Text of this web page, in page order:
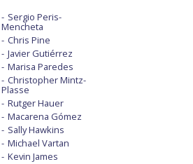
Sergio Peris-
Mencheta
Chris Pine
Javier Gutiérrez
Marisa Paredes
Christopher Mintz-
Plasse
Rutger Hauer
Macarena Gómez
Sally Hawkins
Michael Vartan
Kevin James